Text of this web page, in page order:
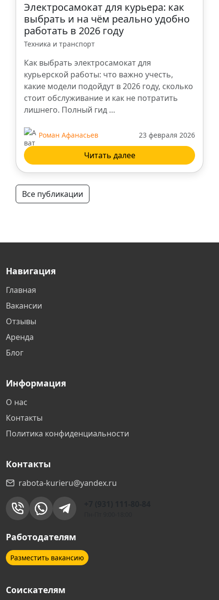
Мурманск
Новый Уренгой
Смоленск
Рязань
Новосибирск
Тверь
Самара
Новороссийск
Адлер
Челябинск
Архангельск
Коломна
Екатеринбург
Электросамокат для курьера: как
выбрать и на чём реально удобно
работать в 2026 году
Техника и транспорт
Как выбрать электросамокат для
курьерской работы: что важно учесть,
какие модели подойдут в 2026 году, сколько
стоит обслуживание и как не потратить
лишнего. Полный гид …
Роман Афанасьев 23 февраля 2026
Читать далее
Все публикации
Навигация
Главная
Вакансии
Отзывы
Аренда
Блог
Информация
О нас
Контакты
Политика конфиденциальности
Контакты
rabota-kurieru@yandex.ru
Работодателям
Разместить вакансию
Соискателям